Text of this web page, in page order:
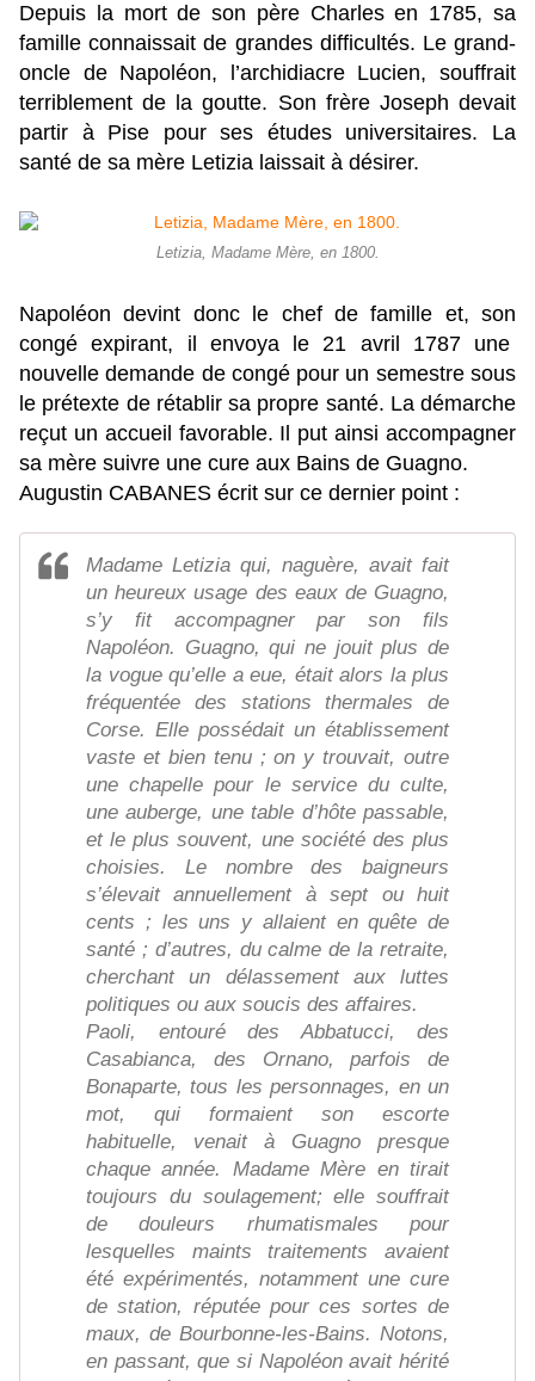
Depuis la mort de son père Charles en 1785, sa
famille connaissait de grandes difficultés. Le grand-
oncle de Napoléon, l’archidiacre Lucien, souffrait
terriblement de la goutte. Son frère Joseph devait
partir à Pise pour ses études universitaires. La
santé de sa mère Letizia laissait à désirer.
Letizia, Madame Mère, en 1800.
Napoléon devint donc le chef de famille et, son
congé expirant, il envoya le 21 avril 1787 une
nouvelle demande de congé pour un semestre sous
le prétexte de rétablir sa propre santé. La démarche
reçut un accueil favorable. Il put ainsi accompagner
sa mère suivre une cure aux Bains de Guagno.
Augustin CABANES écrit sur ce dernier point :
Madame Letizia qui, naguère, avait fait
un heureux usage des eaux de Guagno,
s’y fit accompagner par son fils
Napoléon. Guagno, qui ne jouit plus de
la vogue qu’elle a eue, était alors la plus
fréquentée des stations thermales de
Corse. Elle possédait un établissement
vaste et bien tenu ; on y trouvait, outre
une chapelle pour le service du culte,
une auberge, une table d’hôte passable,
et le plus souvent, une société des plus
choisies. Le nombre des baigneurs
s’élevait annuellement à sept ou huit
cents ; les uns y allaient en quête de
santé ; d’autres, du calme de la retraite,
cherchant un délassement aux luttes
politiques ou aux soucis des affaires.
Paoli, entouré des Abbatucci, des
Casabianca, des Ornano, parfois de
Bonaparte, tous les personnages, en un
mot, qui formaient son escorte
habituelle, venait à Guagno presque
chaque année. Madame Mère en tirait
toujours du soulagement; elle souffrait
de douleurs rhumatismales pour
lesquelles maints traitements avaient
été expérimentés, notamment une cure
de station, réputée pour ces sortes de
maux, de Bourbonne-les-Bains. Notons,
en passant, que si Napoléon avait hérité